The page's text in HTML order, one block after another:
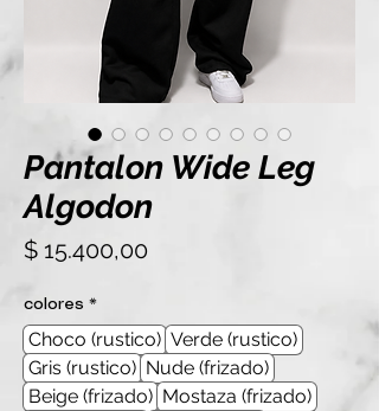
Pantalon Wide Leg
Algodon
$ 15.400,00Precio
colores *
Choco (rustico) Verde (rustico)
Gris (rustico) Nude (frizado)
Beige (frizado) Mostaza (frizado)